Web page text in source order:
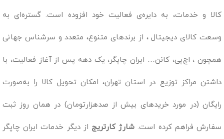
کالا و خدمات، به دایره‌ی فعالیت خود افزوده است. گستره‌ای به
وسعت کالای دیجیتال ، از برندهای متنوع، متعدد و سرشناس جهانی
همچون ، اچ‌پی، کانن… ایران چاپگر، یک دهه پس از آغاز فعالیت، با
داشتن مراکز توزیع در استان تهران، امکان تحویل کالا را به‌صورت
رایگان (در مورد خریدهای بیش از صدهزارتومان) در همان روز ثبت
سفارش فراهم کرده است. شارژ کارتریج از دیگر خدمات ایران چاپگر